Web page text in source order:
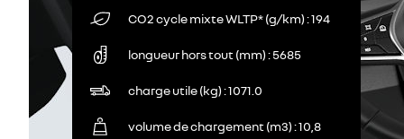
CO2 cycle mixte WLTP* (g/km) 194
longueur hors tout (mm) 5685
charge utile (kg) 1071.0
volume de chargement (m3) 10,8